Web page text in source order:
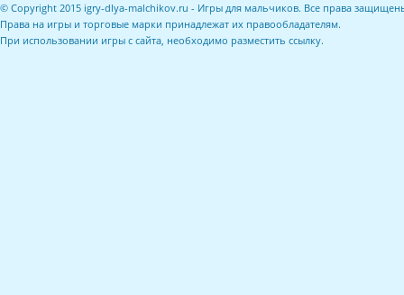
© Copyright 2015 igry-dlya-malchikov.ru - Игры для мальчиков. Все права
Права на игры и торговые марки принадлежат их правообладателям.
При использовании игры с сайта, необходимо разместить ссылку.